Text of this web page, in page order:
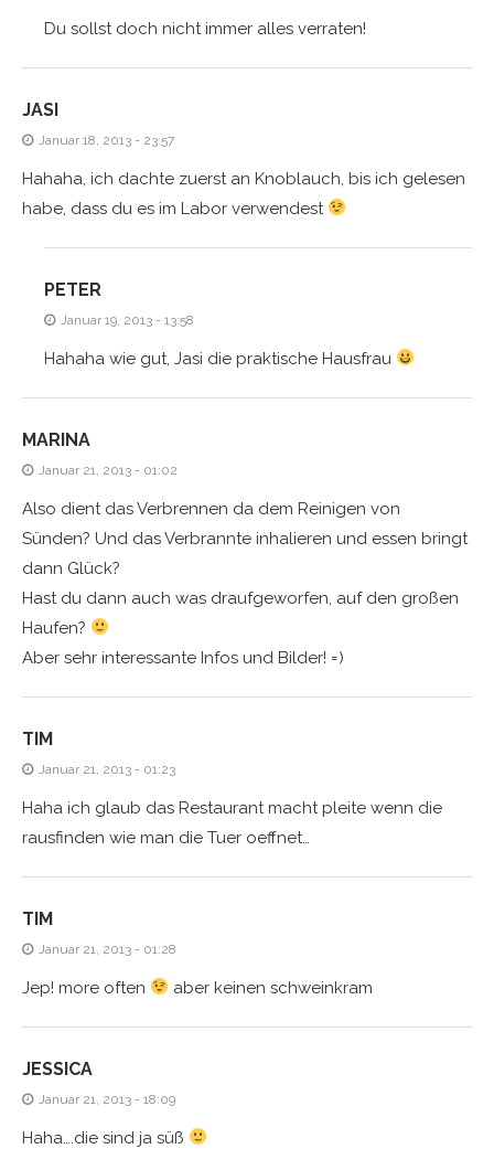
Du sollst doch nicht immer alles verraten!
JASI
Januar 18, 2013 - 23:57
Hahaha, ich dachte zuerst an Knoblauch, bis ich gelesen
habe, dass du es im Labor verwendest
PETER
Januar 19, 2013 - 13:58
Hahaha wie gut, Jasi die praktische Hausfrau
MARINA
Januar 21, 2013 - 01:02
Also dient das Verbrennen da dem Reinigen von
Sünden? Und das Verbrannte inhalieren und essen bringt
dann Glück?
Hast du dann auch was draufgeworfen, auf den großen
Haufen?
Aber sehr interessante Infos und Bilder! =)
TIM
Januar 21, 2013 - 01:23
Haha ich glaub das Restaurant macht pleite wenn die
rausfinden wie man die Tuer oeffnet…
TIM
Januar 21, 2013 - 01:28
Jep! more often aber keinen schweinkram
JESSICA
Januar 21, 2013 - 18:09
Haha….die sind ja süß